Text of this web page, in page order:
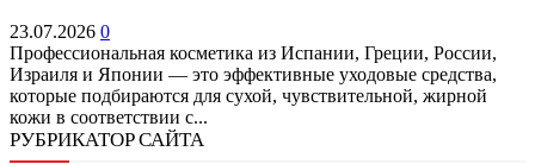
23.07.2026 0
Профессиональная косметика из Испании, Греции, России,
Израиля и Японии — это эффективные уходовые средства,
которые подбираются для сухой, чувствительной, жирной
кожи в соответствии с...
РУБРИКАТОР САЙТА